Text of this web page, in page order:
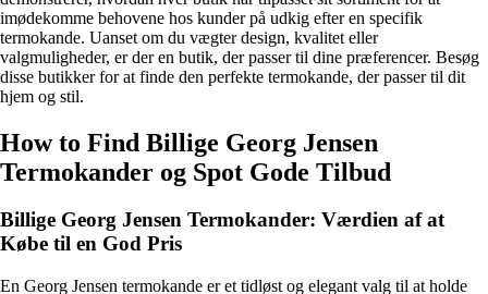
imødekomme behovene hos kunder på udkig efter en specifik
termokande. Uanset om du vægter design, kvalitet eller
valgmuligheder, er der en butik, der passer til dine præferencer. Besøg
disse butikker for at finde den perfekte termokande, der passer til dit
hjem og stil.
How to Find Billige Georg Jensen
Termokander og Spot Gode Tilbud
Billige Georg Jensen Termokander: Værdien af at
Købe til en God Pris
En Georg Jensen termokande er et tidløst og elegant valg til at holde